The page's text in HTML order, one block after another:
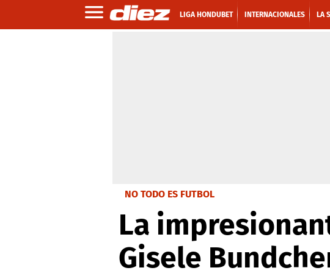
LIGA HONDUBET INTERNACIONALES LA
NO TODO ES FUTBOL
La
Gisele